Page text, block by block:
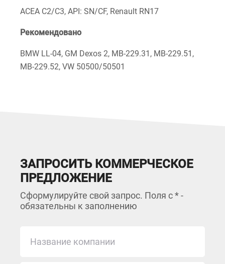
ACEA C2/C3, API: SN/CF, Renault RN17
Рекомендовано
BMW LL-04, GM Dexos 2, MB-229.31, MB-229.51,
MB-229.52, VW 50500/50501
ЗАПРОСИТЬ КОММЕРЧЕСКОЕ
ПРЕДЛОЖЕНИЕ
Сформулируйте свой запрос. Поля с * -
обязательны к заполнению